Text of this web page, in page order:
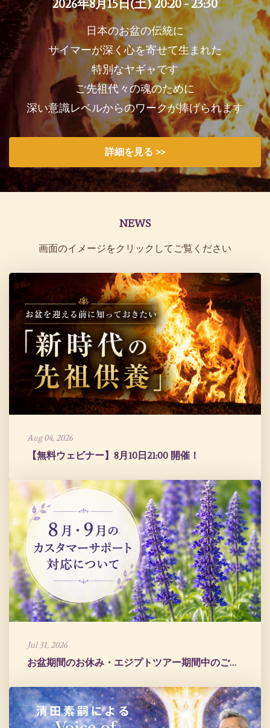
2026年8月15日(土) 20:20 - 23:30
日本のお盆の伝統に
サイマーが深く心を寄せて生まれた
特別なヤギャです
ご先祖代々の魂のために
深い意識レベルからのワークが捧げられます
詳細を見る >>
NEWS
画面のイメージをクリックしてご覧ください
Aug 04, 2026
【無料ウェビナー】8月10日21:00 開催！
Jul 31, 2026
お盆期間のお休み・エジプトツアー期間中のご案内